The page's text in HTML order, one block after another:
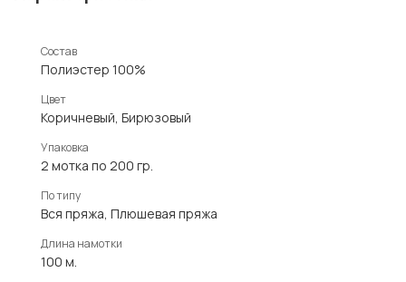
Состав
Полиэстер 100%
Цвет
Коричневый, Бирюзовый
Упаковка
2 мотка по 200 гр.
По типу
Вся пряжа, Плюшевая пряжа
Длина намотки
100 м.